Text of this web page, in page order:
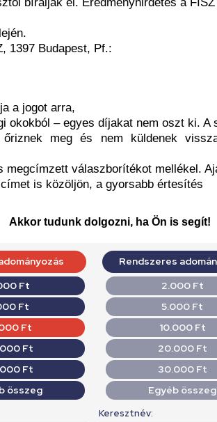
1397 Budapest, Pf.:
a jogot arra,
okokból – egyes díjakat nem oszt ki. A
őriznek meg és nem küldenek
megcímzett válaszborítékot mellékel.
is közöljön, a gyorsabb értesítés
Akkor tudunk dolgozni, ha Ön is segít!